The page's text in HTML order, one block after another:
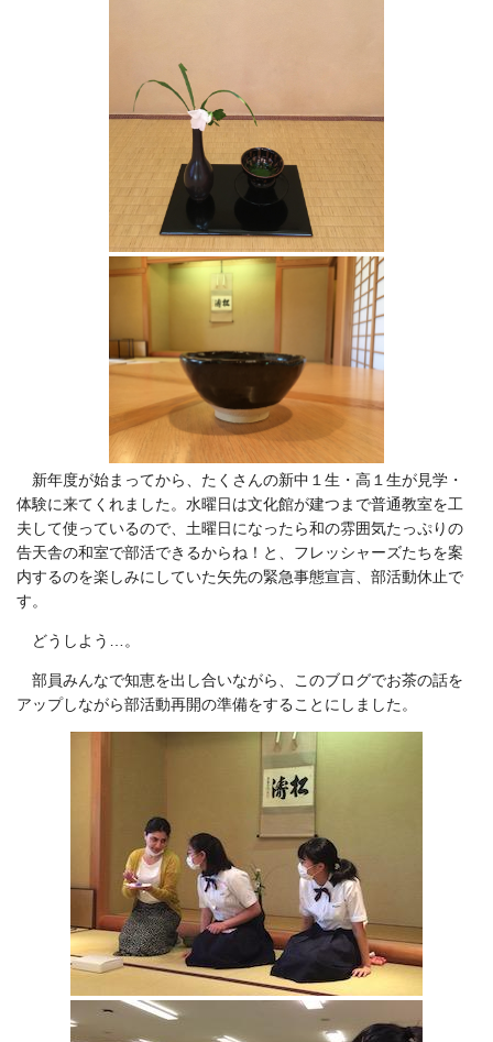
新年度が始まってから、たくさんの新中１生・高１生が見学・
体験に来てくれました。水曜日は文化館が建つまで普通教室を工
夫して使っているので、土曜日になったら和の雰囲気たっぷりの
告天舎の和室で部活できるからね！と、フレッシャーズたちを案
内するのを楽しみにしていた矢先の緊急事態宣言、部活動休止で
す。
どうしよう…。
部員みんなで知恵を出し合いながら、このブログでお茶の話を
アップしながら部活動再開の準備をすることにしました。